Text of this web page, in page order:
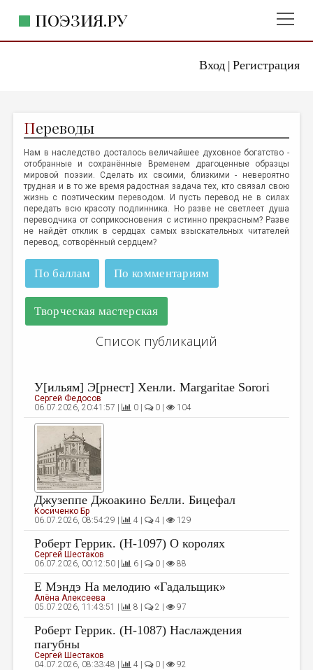
Вход| Регистрация
ПОЭЗИЯ.РУ
ЖАНРЫ
АВТОРЫ
КОММЕНТАРИИ
ЛИТСАЛОН
НОВОСТИ
ПРАВИЛА САЙТА
ОТДЕЛЫ И РУБРИКИ
ИЗБРАННОЕ
ПЕРЕВОДЫ
КОНКУРСЫ
ДЕТСКАЯ КОМНАТА
КНИЖНАЯ ПОЛКА
ОБЗОР ЛИТЕРАТУРЫ
СТРАНИЦЫ ПАМЯТИ
ОБЪЯВЛЕНИЯ
КОЛОНКА РЕДАКТОРА
РЕДКОЛЛЕГИЯ
ОТ РЕДАКЦИИ
МАЛАЯ ПРОЗА
ЭССЕИСТИКА
Переводы
Нам в наследство досталось величайшее духовное богатство -
отобранные и сохранённые Временем драгоценные образцы
мировой поэзии. Сделать их своими, близкими - невероятно
трудная и в то же время радостная задача тех, кто связал свою
жизнь с поэтическим переводом. И пусть перевод не в силах
передать всю красоту подлинника. Но разве не светлеет душа
переводчика от соприкосновения с истинно прекрасным? Разве
не найдёт отклик в сердцах самых взыскательных читателей
перевод, сотворённый сердцем?
По баллам По комментариям
Творческая мастерская
Список публикаций
У[ильям] Э[рнест] Хенли. Margaritae Sorori
Сергей Федосов
06.07.2026, 20:41:57 |
0 | 0 | 104
Джузеппе Джоакино Белли. Бицефал
Косиченко Бр
06.07.2026, 08:54:29 |
4 | 4 | 129
Роберт Геррик. (H-1097) О королях
Сергей Шестаков
06.07.2026, 00:12:50 |
6 | 0 | 88
Е Мэндэ На мелодию «Гадальщик»
Алёна Алексеева
05.07.2026, 11:43:51 |
8 | 2 | 97
Роберт Геррик. (Н-1087) Наслаждения
пагубны
Сергей Шестаков
04.07.2026, 08:33:48 |
4 | 0 | 92